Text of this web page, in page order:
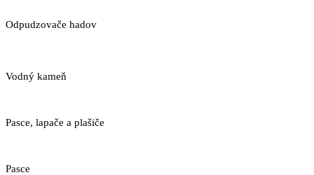
Odpudzovače hadov
Vodný kameň
Pasce, lapače a plašiče
Pasce